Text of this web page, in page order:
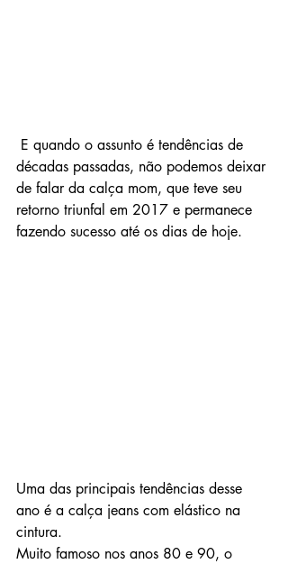
décadas passadas, não podemos deixar
de falar da calça mom, que teve seu
retorno triunfal em 2017 e permanece
fazendo sucesso até os dias de hoje.
Uma das principais tendências desse
ano é a calça jeans com elástico na
cintura.
Muito famoso nos anos 80 e 90, o